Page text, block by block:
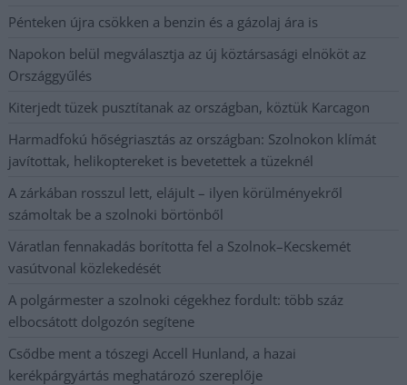
Pénteken újra csökken a benzin és a gázolaj ára is
Napokon belül megválasztja az új köztársasági elnököt az
Országgyűlés
Kiterjedt tüzek pusztítanak az országban, köztük Karcagon
Harmadfokú hőségriasztás az országban: Szolnokon klímát
javítottak, helikoptereket is bevetettek a tüzeknél
A zárkában rosszul lett, elájult – ilyen körülményekről
számoltak be a szolnoki börtönből
Váratlan fennakadás borította fel a Szolnok–Kecskemét
vasútvonal közlekedését
A polgármester a szolnoki cégekhez fordult: több száz
elbocsátott dolgozón segítene
Csődbe ment a tószegi Accell Hunland, a hazai
kerékpárgyártás meghatározó szereplője